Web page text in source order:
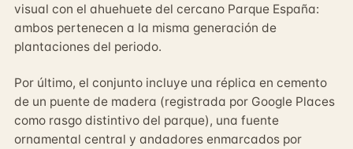
visual con el ahuehuete del cercano Parque España:
ambos pertenecen a la misma generación de
plantaciones del periodo.
Por último, el conjunto incluye una réplica en cemento
de un puente de madera (registrada por Google Places
como rasgo distintivo del parque), una fuente
ornamental central y andadores enmarcados por